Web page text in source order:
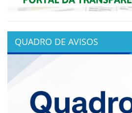
QUADRO DE AVISOS